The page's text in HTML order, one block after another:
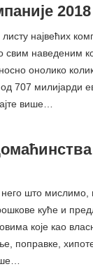
2018
највећих
свим наведеним
онолико
707 милијарди
више…
што
куће и
које као
поправке,